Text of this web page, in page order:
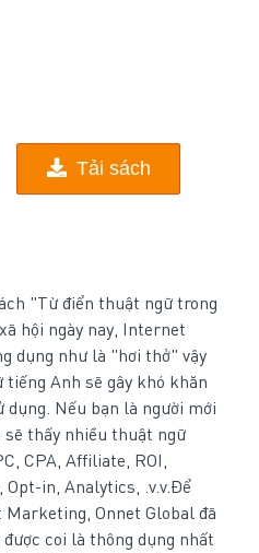
Tải sách
"Từ điển thuật ngữ trong
hội ngày nay, Internet
dụng như là "hơi thở" vậy
Anh sẽ gây khó khăn
Nếu bạn là người mới
thấy nhiều thuật ngữ
CPA, Affiliate, ROI,
Opt-in, Analytics, .v.v.Để
Onnet Global đã
coi là thông dụng nhất